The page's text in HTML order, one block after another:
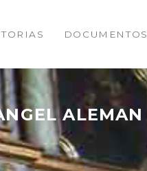
DOCUMENTOS
ALEMAN